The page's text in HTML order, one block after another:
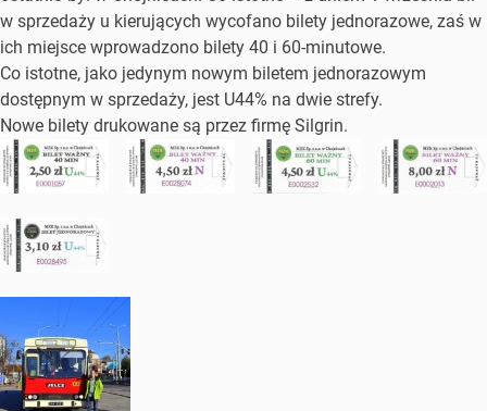
w sprzedaży u kierujących wycofano bilety jednorazowe, zaś w
ich miejsce wprowadzono bilety 40 i 60-minutowe.
Co istotne, jako jedynym nowym biletem jednorazowym
dostępnym w sprzedaży, jest U44% na dwie strefy.
Nowe bilety drukowane są przez firmę Silgrin.